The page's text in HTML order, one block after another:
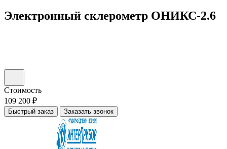
Электронный склерометр ОНИКС-2.6
Стоимость
109 200 ₽
Быстрый заказ Заказать звонок